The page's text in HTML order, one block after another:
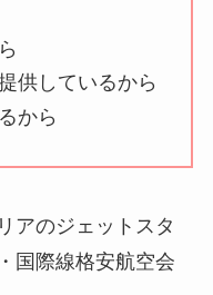
供しているから
から
アのジェットスタ
国際線格安航空会